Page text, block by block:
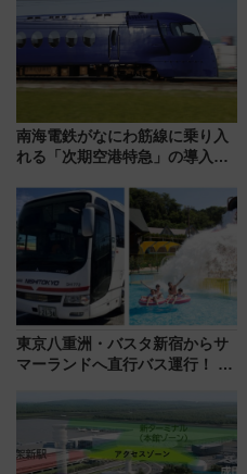
の舞台は「島原鉄道」
南海電鉄がなにわ筋線に乗り入
れる「次期空港特急」の導入を
日本初の鉄道デザイン
東京八重洲・バスタ新宿からサ
マーランドへ直行バス運行！ お
推し活を楽しもう！（2026年
8/1～31）